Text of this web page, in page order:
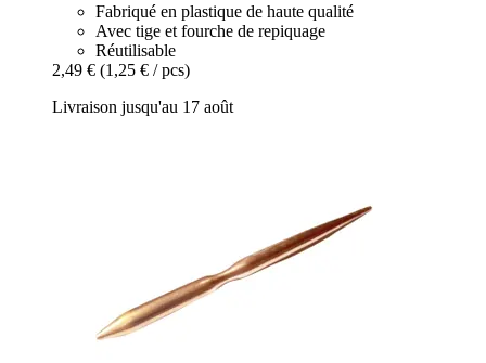
Fabriqué en plastique de haute qualité
Avec tige et fourche de repiquage
Réutilisable
2,49 € (1,25 € / pcs)
Livraison jusqu'au 17 août